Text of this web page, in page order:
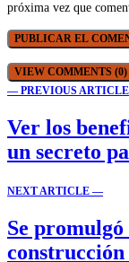
próxima vez que
VIEW COMMENTS (0)
— PREVIOUS ARTICLE
Ver los
un secreto
NEXT ARTICLE —
Se